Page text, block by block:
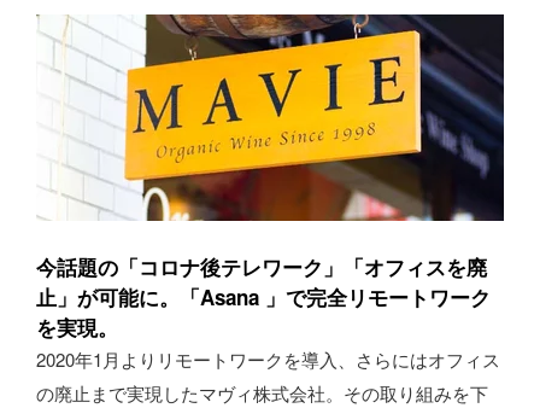
今話題の「コロナ後テレワーク」「オフィスを廃
止」が可能に。「Asana 」で完全リモートワーク
を実現。
2020年1月よりリモートワークを導入、さらにはオフィス
の廃止まで実現したマヴィ株式会社。その取り組みを下